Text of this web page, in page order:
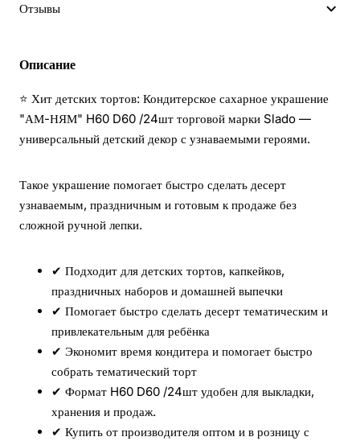
Отзывы
Описание
⭐ Хит детских тортов: Кондитерское сахарное украшение
"АМ-НЯМ" H60 D60 /24шт торговой марки Slado —
универсальный детский декор с узнаваемыми героями.
Такое украшение помогает быстро сделать десерт
узнаваемым, праздничным и готовым к продаже без
сложной ручной лепки.
✔ Подходит для детских тортов, капкейков,
праздничных наборов и домашней выпечки
✔ Помогает быстро сделать десерт тематическим и
привлекательным для ребёнка
✔ Экономит время кондитера и помогает быстро
собрать тематический торт
✔ Формат H60 D60 /24шт удобен для выкладки,
хранения и продаж.
✔ Купить от производителя оптом и в розницу с